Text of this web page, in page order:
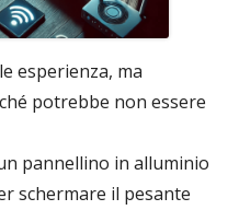
esperienza, ma
potrebbe non essere
pannellino in alluminio
schermare il pesante